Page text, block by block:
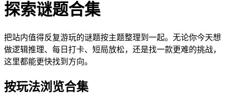
探索谜题合集
把站内值得反复游玩的谜题按主题整理到一起。无论你今天想
做逻辑推理、每日打卡、短局放松，还是找一款更难的挑战，
这里都能更快找到方向。
按玩法浏览合集